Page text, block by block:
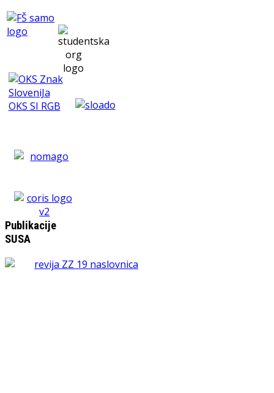
Publikacije
SUSA